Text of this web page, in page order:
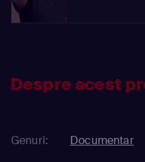
Despre acest
Genuri: Documentar